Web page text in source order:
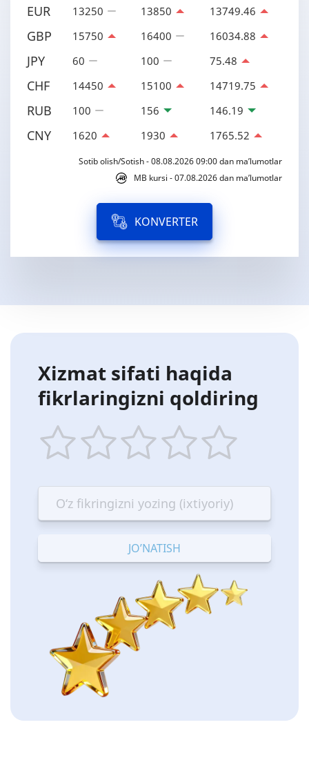
EUR 13250 13850 13749.46
GBP 15750 16400 16034.88
JPY 60 100 75.48
CHF 14450 15100 14719.75
RUB 100 156 146.19
CNY 1620 1930 1765.52
Sotib olish/Sotish - 08.08.2026 09:00 dan ma’lumotlar
MB kursi - 07.08.2026 dan ma’lumotlar
KONVERTER
Xizmat sifati haqida
fikrlaringizni qoldiring
star
Terrible
stars
—
Bad
stars
—
OK
stars
—
Good
stars
—
Excellent